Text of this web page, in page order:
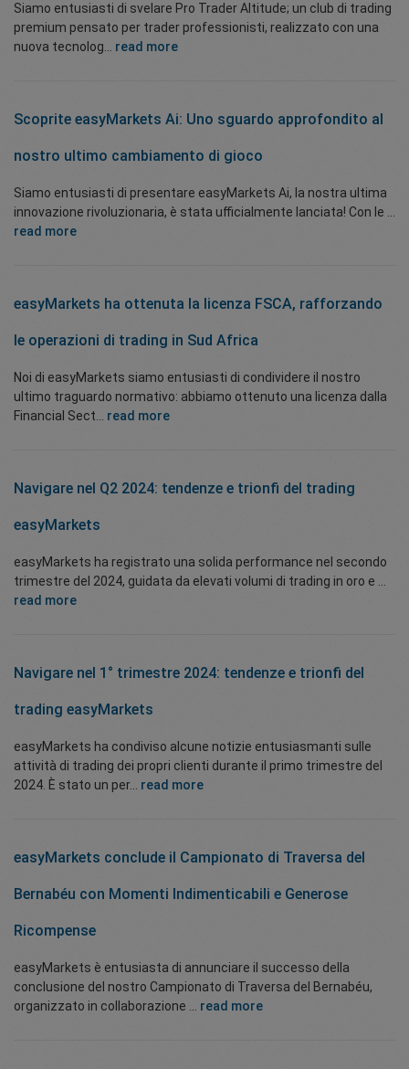
Siamo entusiasti di svelare Pro Trader Altitude; un club di trading
premium pensato per trader professionisti, realizzato con una
nuova tecnolog... read more
Scoprite easyMarkets Ai: Uno sguardo approfondito al
nostro ultimo cambiamento di gioco
Siamo entusiasti di presentare easyMarkets Ai, la nostra ultima
innovazione rivoluzionaria, è stata ufficialmente lanciata! Con le ...
read more
easyMarkets ha ottenuta la licenza FSCA, rafforzando
le operazioni di trading in Sud Africa
Noi di easyMarkets siamo entusiasti di condividere il nostro
ultimo traguardo normativo: abbiamo ottenuto una licenza dalla
Financial Sect... read more
Navigare nel Q2 2024: tendenze e trionfi del trading
easyMarkets
easyMarkets ha registrato una solida performance nel secondo
trimestre del 2024, guidata da elevati volumi di trading in oro e ...
read more
Navigare nel 1° trimestre 2024: tendenze e trionfi del
trading easyMarkets
easyMarkets ha condiviso alcune notizie entusiasmanti sulle
attività di trading dei propri clienti durante il primo trimestre del
2024. È stato un per... read more
easyMarkets conclude il Campionato di Traversa del
Bernabéu con Momenti Indimenticabili e Generose
Ricompense
easyMarkets è entusiasta di annunciare il successo della
conclusione del nostro Campionato di Traversa del Bernabéu,
organizzato in collaborazione ... read more